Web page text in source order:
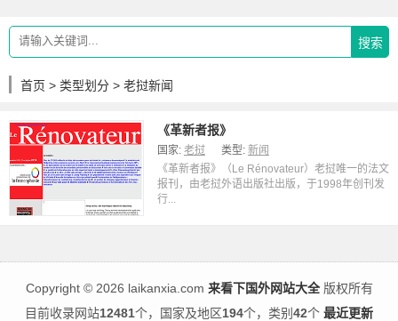
搜索
首页 > 类型划分 > 老挝新闻
《革新者报》
国家: 老挝 类型: 新闻
《革新者报》（Le Rénovateur）老挝唯一的法文
报刊，由老挝外语出版社出版，于1998年创刊发
行...
Copyright ©2026 laikanxia.com 来看下国外网站大全版权所有
目前收录网站12481个，国家及地区194个，类别 42个 最近更新